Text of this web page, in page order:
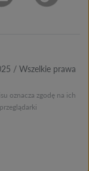
/ Wszelkie prawa
oznacza zgodę na ich